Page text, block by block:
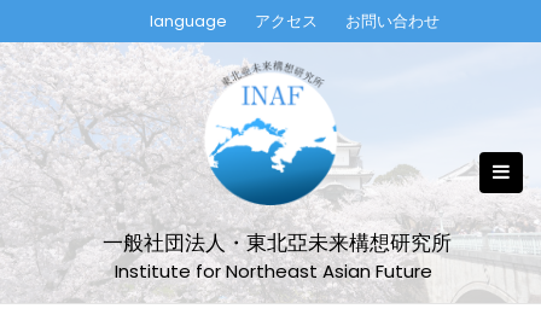
to
content
language アクセス お問い合わせ
一般社団法人・東北亞未来構想研究所
Institute for Northeast Asian Future